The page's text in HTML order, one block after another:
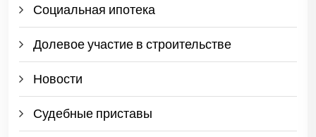
Социальная ипотека
Долевое участие в строительстве
Новости
Судебные приставы